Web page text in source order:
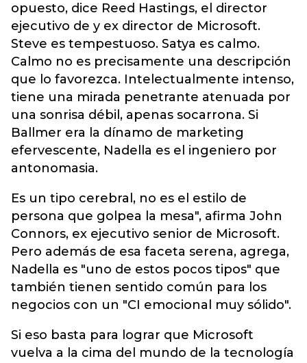
opuesto, dice Reed Hastings, el director
ejecutivo de y ex director de Microsoft.
Steve es tempestuoso. Satya es calmo.
Calmo no es precisamente una descripción
que lo favorezca. Intelectualmente intenso,
tiene una mirada penetrante atenuada por
una sonrisa débil, apenas socarrona. Si
Ballmer era la dínamo de marketing
efervescente, Nadella es el ingeniero por
antonomasia.
Es un tipo cerebral, no es el estilo de
persona que golpea la mesa", afirma John
Connors, ex ejecutivo senior de Microsoft.
Pero además de esa faceta serena, agrega,
Nadella es "uno de estos pocos tipos" que
también tienen sentido común para los
negocios con un "CI emocional muy sólido".
Si eso basta para lograr que Microsoft
vuelva a la cima del mundo de la tecnología